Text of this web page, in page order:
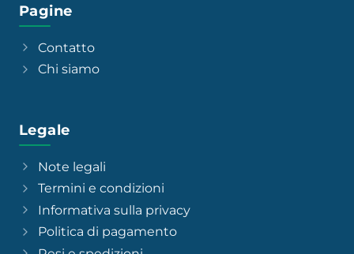
Pagine
Contatto
Chi siamo
Legale
Note legali
Termini e condizioni
Informativa sulla privacy
Politica di pagamento